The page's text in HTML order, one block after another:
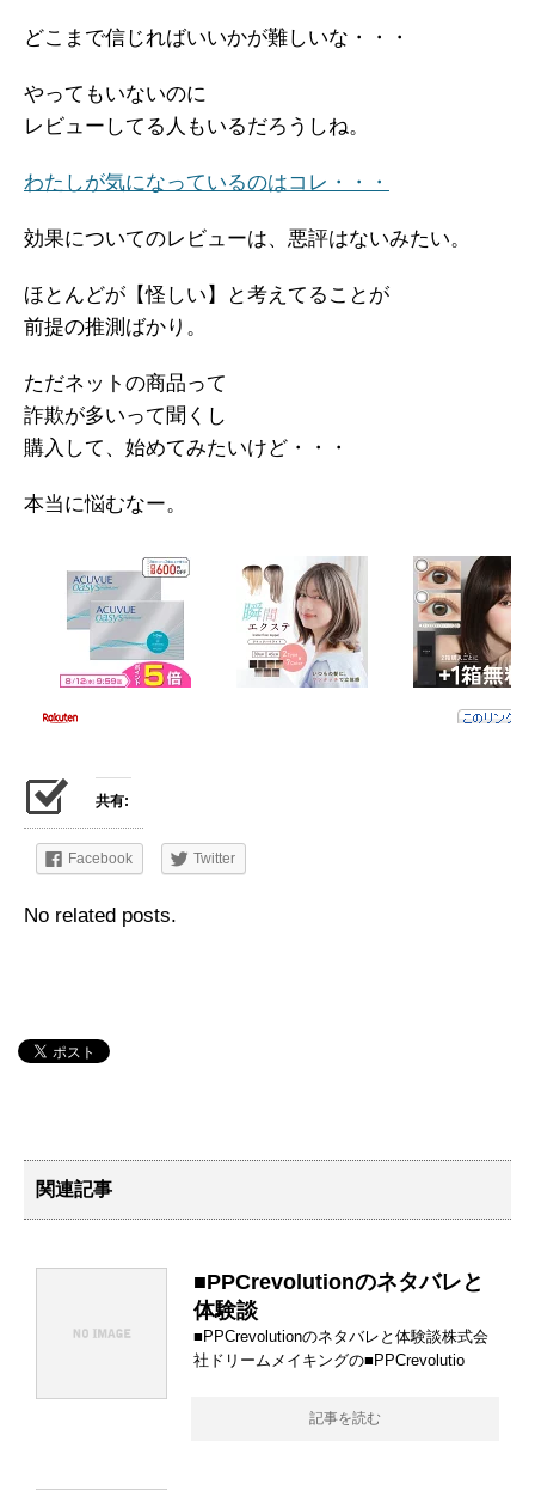
どこまで信じればいいかが難しいな・・・
やってもいないのに
レビューしてる人もいるだろうしね。
わたしが気になっているのはコレ・・・
効果についてのレビューは、悪評はないみたい。
ほとんどが【怪しい】と考えてることが
前提の推測ばかり。
ただネットの商品って
詐欺が多いって聞くし
購入して、始めてみたいけど・・・
本当に悩むなー。
共有:
Facebook Twitter
No related posts.
関連記事
■PPCrevolutionのネタバレと
体験談
■PPCrevolutionのネタバレと体験談株式会
社ドリームメイキングの■PPCrevolutio
記事を読む